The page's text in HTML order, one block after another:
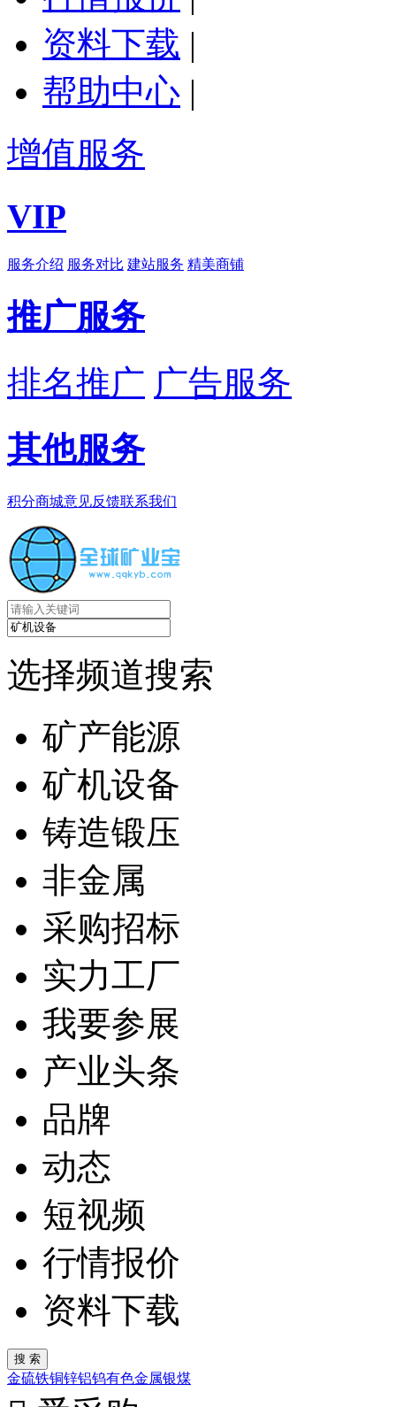
资料下载 |
帮助中心 |
增值服务
VIP
服务介绍 服务对比 建站服务 精美商铺
推广服务
排名推广 广告服务
其他服务
积分商城意见反馈联系我们
选择频道搜索
矿产能源
矿机设备
铸造锻压
非金属
采购招标
实力工厂
我要参展
产业头条
品牌
动态
短视频
行情报价
资料下载
金硫铁铜锌铝钨有色金属银煤